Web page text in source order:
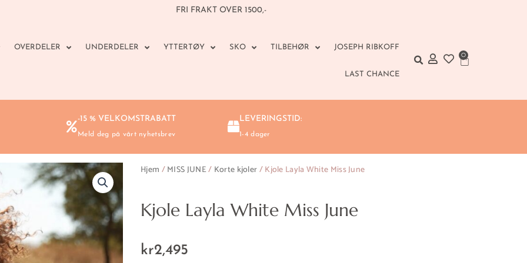
FRI FRAKT OVER 1500,-
OVERDELER UNDERDELER YTTERTØY SKO TILBEHØR JOSEPH RIBKOFF
LAST CHANCE
0
Handlekurv
-15 % VELKOMSTRABATT
Meld deg på vårt nyhetsbrev
LEVERINGSTID:
1-4 dager
Hjem /MISS JUNE/ Korte kjoler/ Kjole Layla White Miss June
Kjole Layla White Miss June
kr2,495